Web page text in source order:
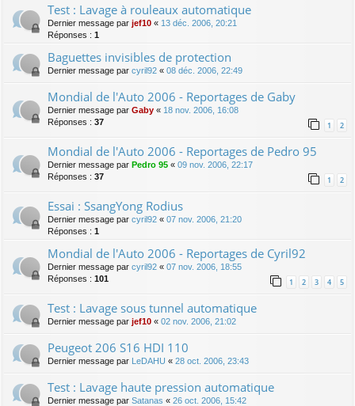
Test : Lavage à rouleaux automatique
Dernier message par jef10 « 13 déc. 2006, 20:21
Réponses : 1
Baguettes invisibles de protection
Dernier message par cyril92 « 08 déc. 2006, 22:49
Mondial de l'Auto 2006 - Reportages de Gaby
Dernier message par Gaby « 18 nov. 2006, 16:08
Réponses : 37 1 2
Mondial de l'Auto 2006 - Reportages de Pedro 95
Dernier message par Pedro 95 « 09 nov. 2006, 22:17
Réponses : 37 1 2
Essai : SsangYong Rodius
Dernier message par cyril92 « 07 nov. 2006, 21:20
Réponses : 1
Mondial de l'Auto 2006 - Reportages de Cyril92
Dernier message par cyril92 « 07 nov. 2006, 18:55
Réponses : 101 1 2 3 4 5
Test : Lavage sous tunnel automatique
Dernier message par jef10 « 02 nov. 2006, 21:02
Peugeot 206 S16 HDI 110
Dernier message par LeDAHU « 28 oct. 2006, 23:43
Test : Lavage haute pression automatique
Dernier message par Satanas « 26 oct. 2006, 15:42